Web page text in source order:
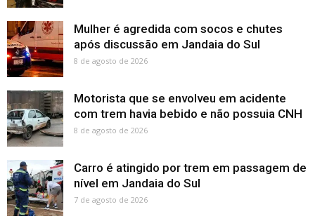
Mulher é agredida com socos e chutes
após discussão em Jandaia do Sul
8 de agosto de 2026
Motorista que se envolveu em acidente
com trem havia bebido e não possuia CNH
8 de agosto de 2026
Carro é atingido por trem em passagem de
nível em Jandaia do Sul
7 de agosto de 2026